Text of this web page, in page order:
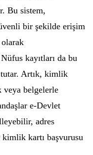
Bu sistem,
bir şekilde erişim
kayıtları da bu
Artık, kimlik
belgelerle
e-Devlet
adres
kartı başvurusu